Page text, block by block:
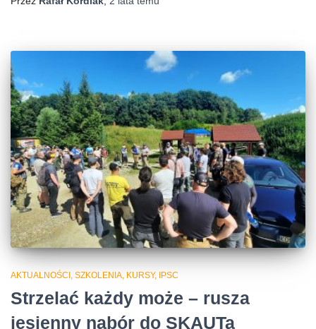
AKTUALNOŚCI, SZKOLENIA, KURSY, IPSC
Strzelać każdy może – rusza
jesienny nabór do SKAUTa